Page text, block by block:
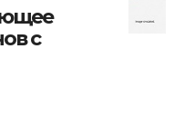
с